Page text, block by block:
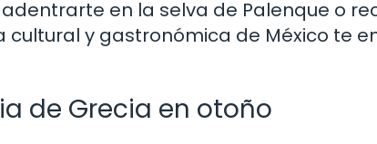
en la selva de Palenque o
cultural y gastronómica de México te
de Grecia en otoño